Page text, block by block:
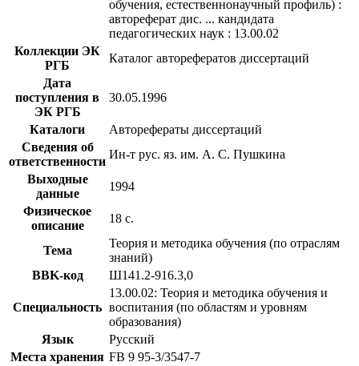
обучения, естественнонаучный профиль) :
автореферат дис. ... кандидата
педагогических наук : 13.00.02
Коллекции ЭК
РГБ
Каталог авторефератов диссертаций
Дата
поступления в
ЭК РГБ
30.05.1996
Каталоги
Авторефераты диссертаций
Сведения об
ответственности
Ин-т рус. яз. им. А. С. Пушкина
Выходные
данные
1994
Физическое
описание
18 с.
Тема
Теория и методика обучения (по отраслям
знаний)
BBK-код
Ш141.2-916.3,0
Специальность
13.00.02: Теория и методика обучения и
воспитания (по областям и уровням
образования)
Язык
Русский
Места хранения FB 9 95-3/3547-7